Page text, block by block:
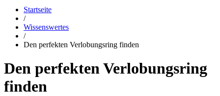
Startseite
/
Wissenswertes
/
Den perfekten Verlobungsring finden
Den perfekten Verlobungsring
finden